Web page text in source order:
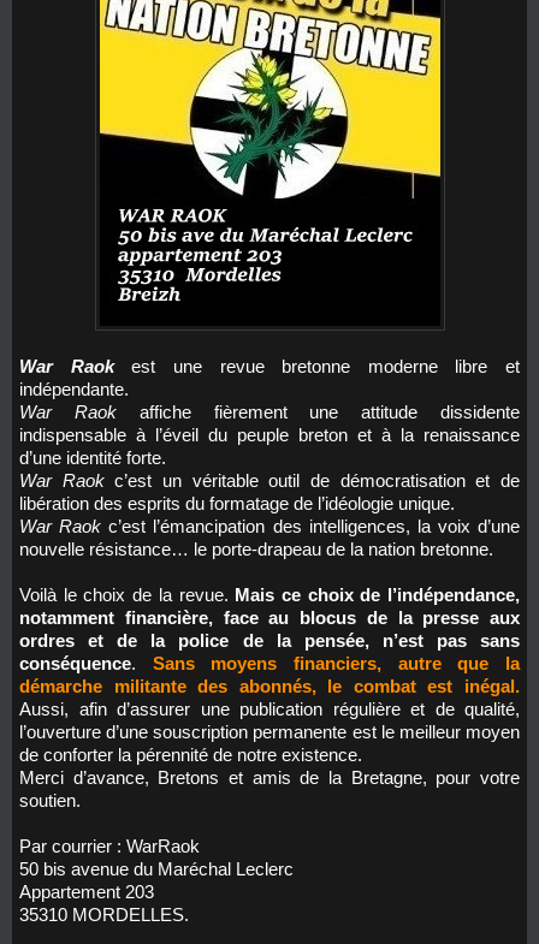
War Raokest une revue bretonne moderne libre et
indépendante.
War Raok affiche fièrement une attitude dissidente
indispensable à l’éveil du peuple breton et à la renaissance
d’une identité forte.
War Raokc’est un véritable outil de démocratisation et de
libération des esprits du formatage de l’idéologie unique.
War Raok c’est l’émancipation des intelligences, la voix d’une
nouvelle résistance… le porte-drapeau de la nation bretonne.
Voilà le choix de la revue. Mais ce choix de l’indépendance,
notamment financière, face au blocus de la presse aux
ordres et de la police de la pensée, n’est pas sans
conséquence. Sans moyens financiers, autre que la
démarche militante des abonnés, le combat est inégal.
Aussi, afin d’assurer une publication régulière et de qualité,
l’ouverture d’une souscription permanente est le meilleur moyen
de conforter la pérennité de notre existence.
Merci d’avance, Bretons et amis de la Bretagne, pour votre
soutien.
Par courrier : WarRaok
50 bis avenue du Maréchal Leclerc
Appartement 203
35310 MORDELLES.